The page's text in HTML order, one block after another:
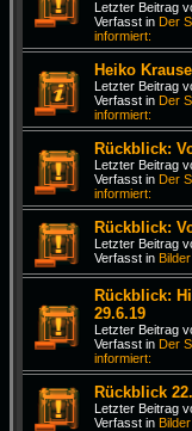
Letzter Beitrag
Verfasst in Der
informiert:
Heiko
Letzter Beitrag
Verfasst in Der
informiert:
Rückblick:
Letzter Beitrag
Verfasst in Der
informiert:
Rückblick:
Letzter Beitrag
Verfasst in
Rückblick:
29.6.19
Letzter Beitrag
Verfasst in Der
informiert:
Rückblick
Letzter Beitrag
Verfasst in